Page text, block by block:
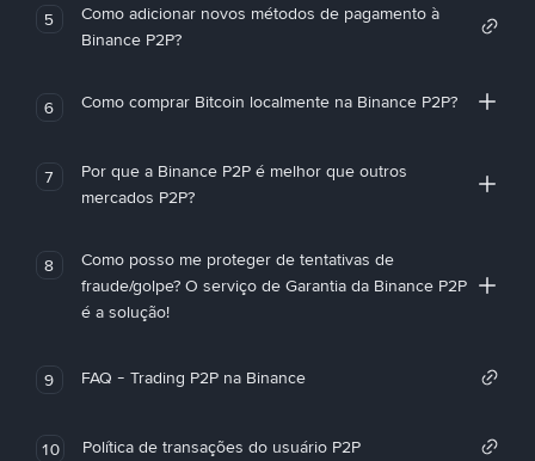
5
Como adicionar novos métodos de pagamento à
Binance P2P?
6 Como comprar Bitcoin localmente na Binance P2P?
7
Por que a Binance P2P é melhor que outros
mercados P2P?
8
Como posso me proteger de tentativas de
fraude/golpe? O serviço de Garantia da Binance P2P
é a solução!
9 FAQ - Trading P2P na Binance
10 Política de transações do usuário P2P